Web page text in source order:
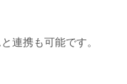
連携も可能です。